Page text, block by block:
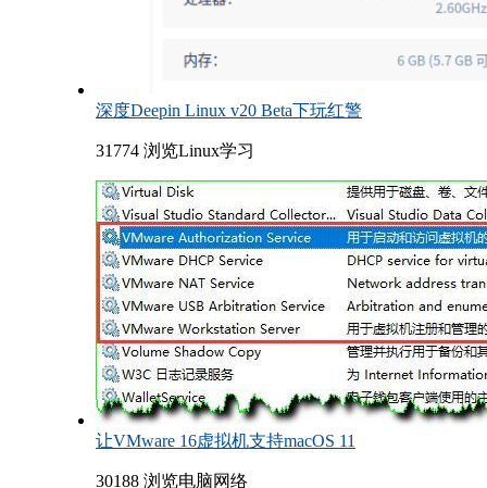
深度Deepin Linux v20 Beta下玩红警
31774 浏览Linux学习
让VMware 16虚拟机支持macOS 11
30188 浏览电脑网络